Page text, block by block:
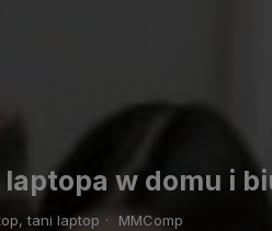
w domu i
tani laptop · MMComp